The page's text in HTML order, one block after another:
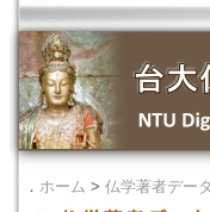
． ホーム > 仏学著者デー